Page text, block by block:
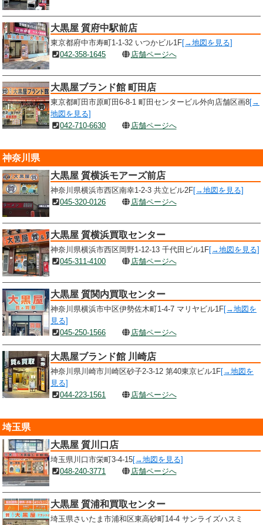
大黒屋 質府中駅前店
東京都府中市寿町1-1-32 いつかビル1F[→地図を見る]
042-358-1645
店舗ページへ
大黒屋ブランド館 町田店
東京都町田市原町田6-8-1 町田センタービル外向店舗区画8[→
地図を見る]
042-710-6630
店舗ページへ
神奈川県
大黒屋 質横浜モアーズ前店
神奈川県横浜市西区南幸1-2-3 共立ビル2F[→地図を見る]
045-320-0126
店舗ページへ
大黒屋 質横浜買取センター
神奈川県横浜市西区岡野1-12-13 千代田ビル1F[→地図を見る]
045-311-4100
店舗ページへ
大黒屋 質関内買取センター
神奈川県横浜市中区伊勢佐木町1-4-7 マリヤビル1F[→地図を
見る]
045-250-1566
店舗ページへ
大黒屋ブランド館 川崎店
神奈川県川崎市川崎区砂子2-3-12 第40東京ビル1F[→地図を
見る]
044-223-1561
店舗ページへ
埼玉県
大黒屋 質川口店
埼玉県川口市栄町3-4-15[→地図を見る]
048-240-3771
店舗ページへ
大黒屋 質浦和買取センター
埼玉県さいたま市浦和区東高砂町14-4 サンライズハスミ